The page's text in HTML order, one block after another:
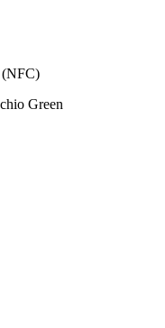
(NFC)
Green